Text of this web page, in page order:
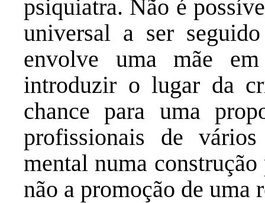
psiquiatra. Não é
universal a ser
envolve uma mãe
introduzir o lugar da
chance para uma
profissionais de
mental numa
não a promoção de uma